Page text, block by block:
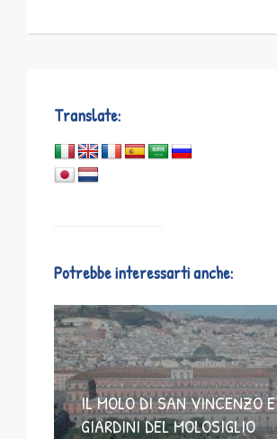
Translate:
Potrebbe interessarti anche:
IL MOLO DI SAN VINCENZO
GIARDINI DEL MOLOSIGLIO